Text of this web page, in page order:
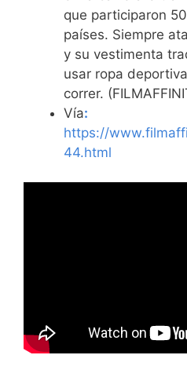
que participaron
países. Siempre
y su vestimenta
usar ropa
correr.
Vía:
https://
44.html